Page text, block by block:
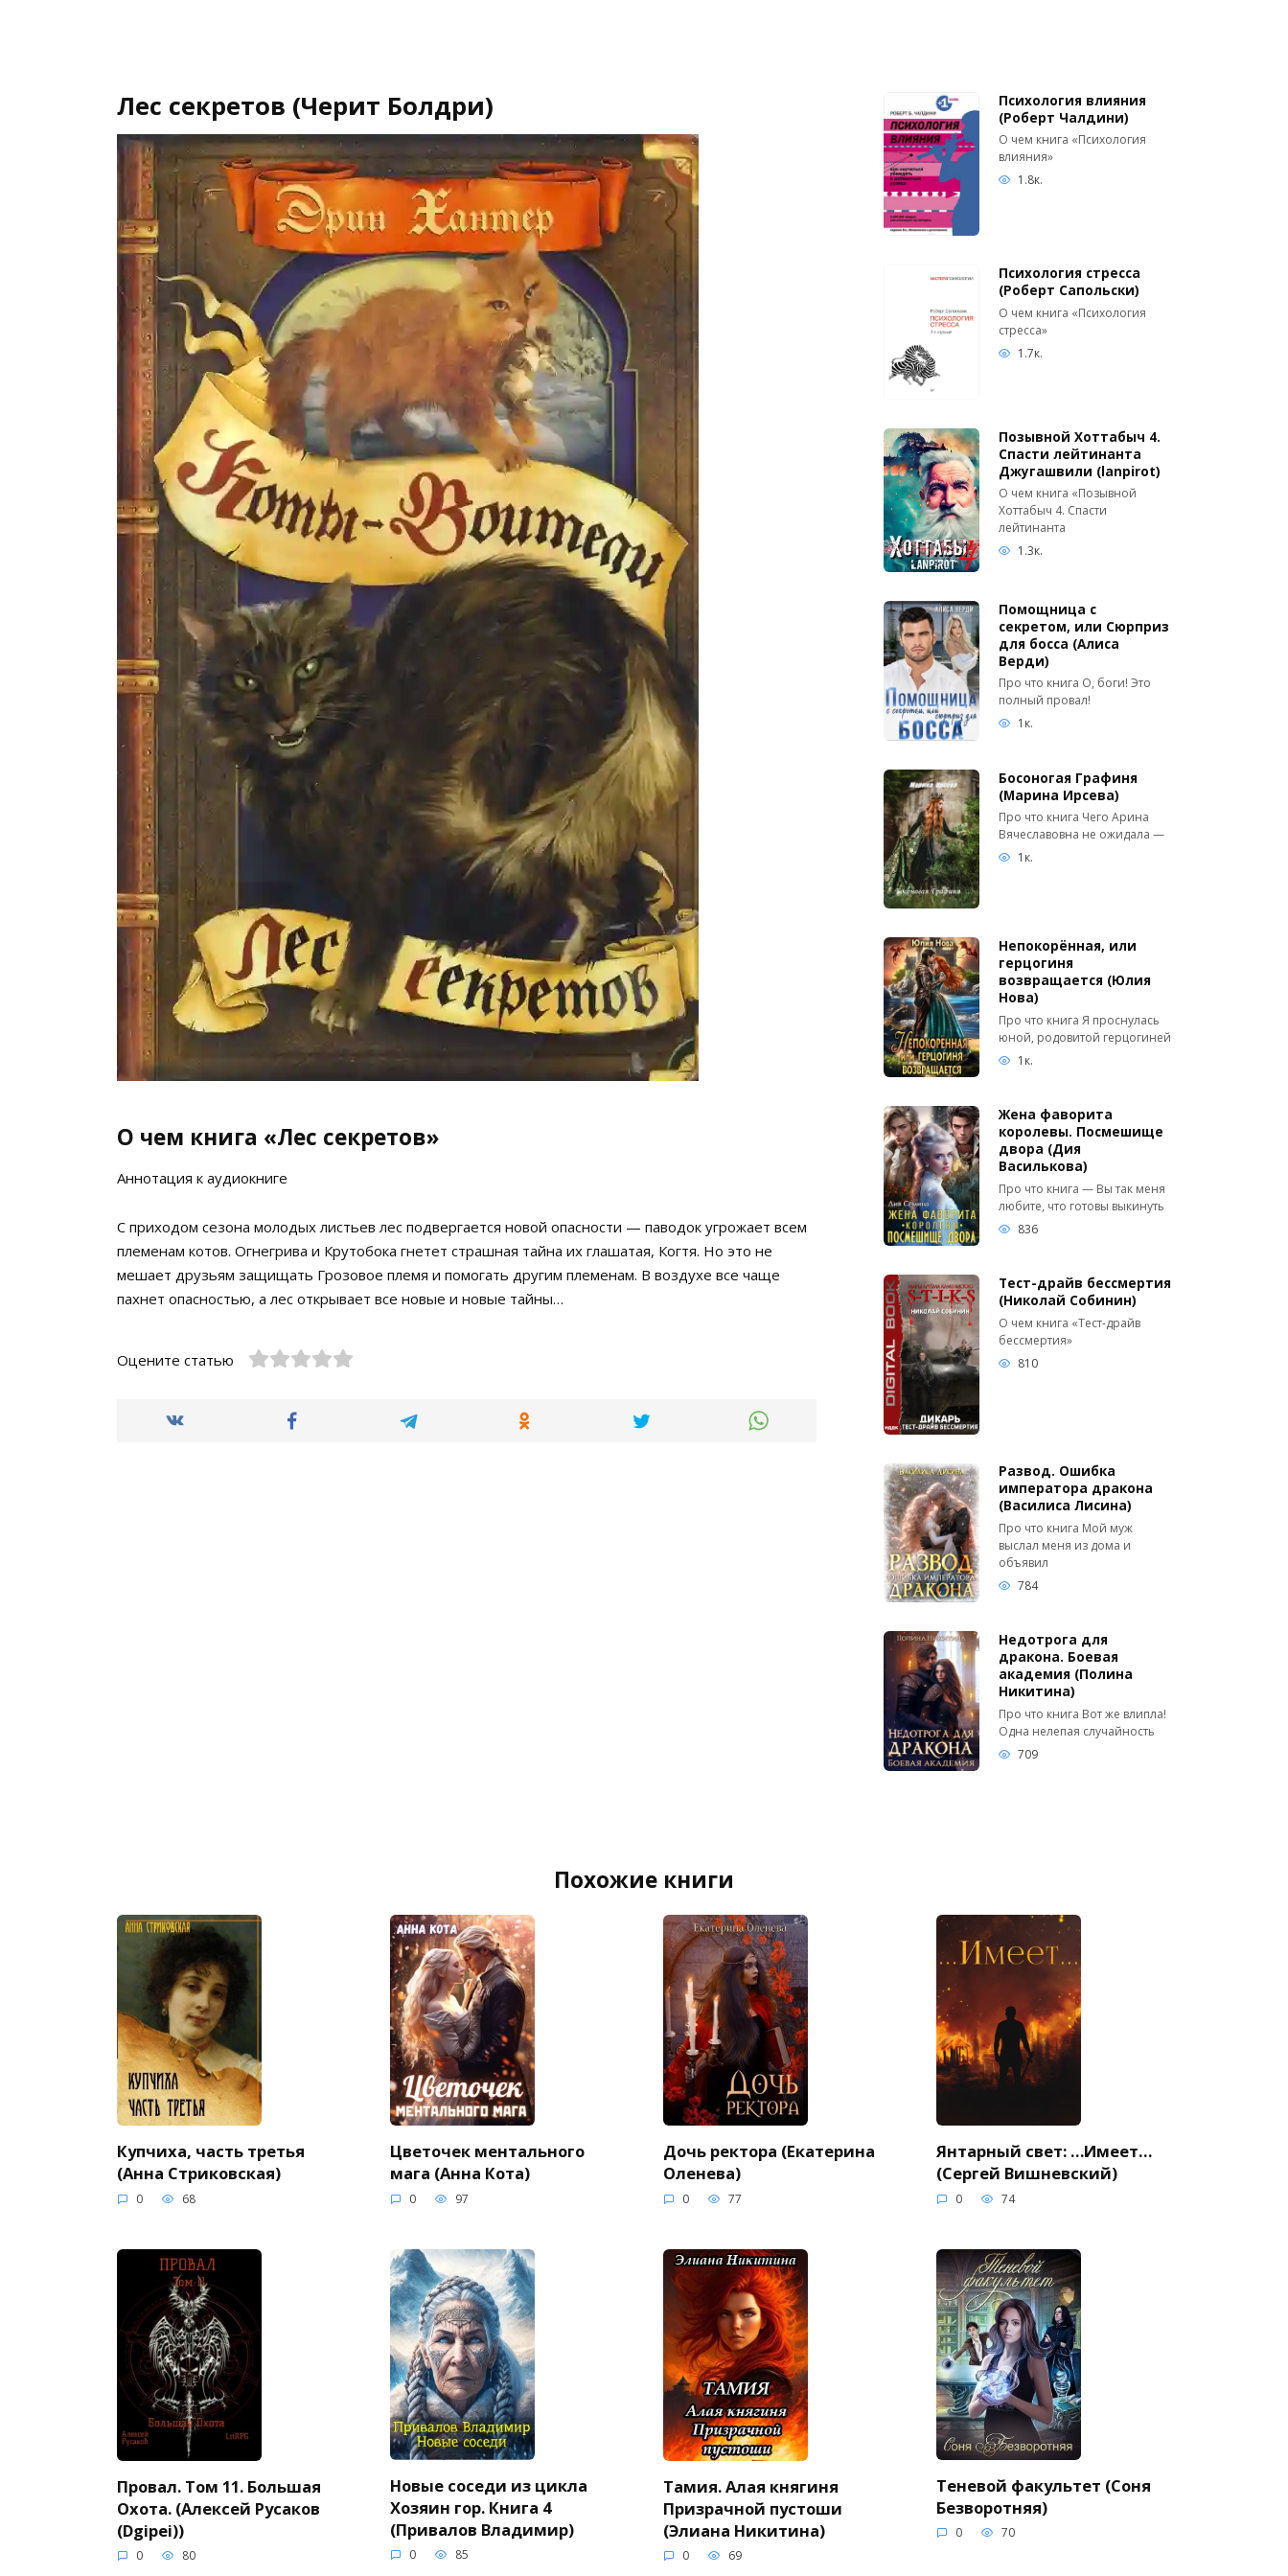
Лес секретов (Черит Болдри)
О чем книга «Лес секретов»
Аннотация к аудиокниге
С приходом сезона молодых листьев лес подвергается новой опасности — паводок угрожает всем
племенам котов. Огнегрива и Крутобока гнетет страшная тайна их глашатая, Когтя. Но это не
мешает друзьям защищать Грозовое племя и помогать другим племенам. В воздухе все чаще
пахнет опасностью, а лес открывает все новые и новые тайны…
Оцените статью
Психология влияния
(Роберт Чалдини)
О чем книга «Психология
влияния»
1.8к.
Психология стресса
(Роберт Сапольски)
О чем книга «Психология
стресса»
1.7к.
Позывной Хоттабыч 4.
Спасти лейтинанта
Джугашвили (lanpirot)
О чем книга «Позывной
Хоттабыч 4. Спасти
лейтинанта
1.3к.
Помощница с
секретом, или Сюрприз
для босса (Алиса
Верди)
Про что книга О, боги! Это
полный провал!
1к.
Босоногая Графиня
(Марина Ирсева)
Про что книга Чего Арина
Вячеславовна не ожидала —
1к.
Непокорённая, или
герцогиня
возвращается (Юлия
Нова)
Про что книга Я проснулась
юной, родовитой герцогиней
1к.
Жена фаворита
королевы. Посмешище
двора (Дия
Василькова)
Про что книга — Вы так меня
любите, что готовы выкинуть
836
Тест-драйв бессмертия
(Николай Собинин)
О чем книга «Тест-драйв
бессмертия»
810
Развод. Ошибка
императора дракона
(Василиса Лисина)
Про что книга Мой муж
выслал меня из дома и
объявил
784
Недотрога для
дракона. Боевая
академия (Полина
Никитина)
Про что книга Вот же влипла!
Одна нелепая случайность
709
Похожие книги
Купчиха, часть третья
(Анна Стриковская)
0 68
Цветочек ментального
мага (Анна Кота)
0 97
Дочь ректора (Екатерина
Оленева)
0 77
Янтарный свет: …Имеет…
(Сергей Вишневский)
0 74
Провал. Том 11. Большая
Охота. (Алексей Русаков
(Dgipei))
0 80
Новые соседи из цикла
Хозяин гор. Книга 4
(Привалов Владимир)
0 85
Тамия. Алая княгиня
Призрачной пустоши
(Элиана Никитина)
0 69
Теневой факультет (Соня
Безворотняя)
0 70